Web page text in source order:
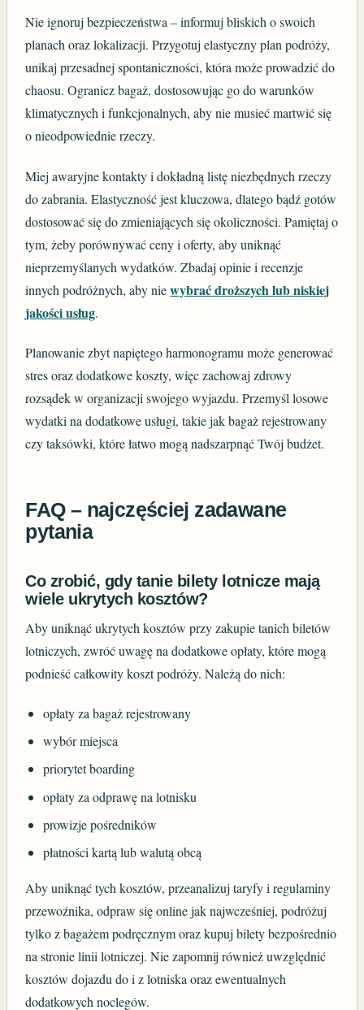
Nie ignoruj bezpieczeństwa – informuj bliskich o swoich
planach oraz lokalizacji. Przygotuj elastyczny plan podróży,
unikaj przesadnej spontaniczności, która może prowadzić do
chaosu. Ogranicz bagaż, dostosowując go do warunków
klimatycznych i funkcjonalnych, aby nie musieć martwić się
o nieodpowiednie rzeczy.
Miej awaryjne kontakty i dokładną listę niezbędnych rzeczy
do zabrania. Elastyczność jest kluczowa, dlatego bądź gotów
dostosować się do zmieniających się okoliczności. Pamiętaj o
tym, żeby porównywać ceny i oferty, aby uniknąć
nieprzemyślanych wydatków. Zbadaj opinie i recenzje
innych podróżnych, aby niewybrać droższych lub niskiej
jakości usług.
Planowanie zbyt napiętego harmonogramu może generować
stres oraz dodatkowe koszty, więc zachowaj zdrowy
rozsądek w organizacji swojego wyjazdu. Przemyśl losowe
wydatki na dodatkowe usługi, takie jak bagaż rejestrowany
czy taksówki, które łatwo mogą nadszarpnąć Twój budżet.
FAQ – najczęściej zadawane
pytania
Co zrobić, gdy tanie bilety lotnicze mają
wiele ukrytych kosztów?
Aby uniknąć ukrytych kosztów przy zakupie tanich biletów
lotniczych, zwróć uwagę na dodatkowe opłaty, które mogą
podnieść całkowity koszt podróży. Należą do nich:
opłaty za bagaż rejestrowany
wybór miejsca
priorytet boarding
opłaty za odprawę na lotnisku
prowizje pośredników
płatności kartą lub walutą obcą
Aby uniknąć tych kosztów, przeanalizuj taryfy i regulaminy
przewoźnika, odpraw się online jak najwcześniej, podróżuj
tylko z bagażem podręcznym oraz kupuj bilety bezpośrednio
na stronie linii lotniczej. Nie zapomnij również uwzględnić
kosztów dojazdu do i z lotniska oraz ewentualnych
dodatkowych noclegów.